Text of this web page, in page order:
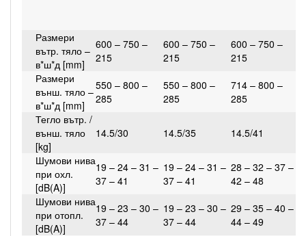
Размери
вътр. тяло –
в*ш*д [mm]
600 – 750 –
215
600 – 750 –
215
600 – 750 –
215
Размери
външ. тяло –
в*ш*д [mm]
550 – 800 –
285
550 – 800 –
285
714 – 800 –
285
Тегло вътр. /
външ. тяло
[kg]
14.5/30 14.5/35 14.5/41
Шумови нива
при охл.
[dB(A)]
19 – 24 – 31 –
37 – 41
19 – 24 – 31 –
37 – 41
28 – 32 – 37 –
42 – 48
Шумови нива
при отопл.
[dB(A)]
19 – 23 – 30 –
37 – 44
19 – 23 – 30 –
37 – 44
29 – 35 – 40 –
44 – 49